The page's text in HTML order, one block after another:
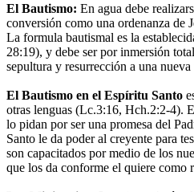
El Bautismo: En agua debe
conversión como una ordenanza de
La formula bautismal es la
28:19), y debe ser por inmersión
sepultura y resurrección a una
El Bautismo en el Espíritu Santo
otras lenguas (Lc.3:16, Hch.2:2-4).
lo pidan por ser una promesa del
Santo le da poder al creyente para
son capacitados por medio de los
que los da conforme el quiere como